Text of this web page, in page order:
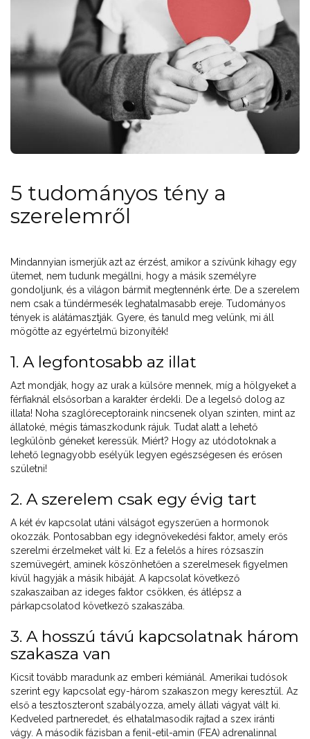
5 tudományos tény a
szerelemről
Mindannyian ismerjük azt az érzést, amikor a szívünk kihagy egy
ütemet, nem tudunk megállni, hogy a másik személyre
gondoljunk, és a világon bármit megtennénk érte. De a szerelem
nem csak a tündérmesék leghatalmasabb ereje. Tudományos
tények is alátámasztják. Gyere, és tanuld meg velünk, mi áll
mögötte az egyértelmű bizonyíték!
1. A legfontosabb az illat
Azt mondják, hogy az urak a külsőre mennek, míg a hölgyeket a
férfiaknál elsősorban a karakter érdekli. De a legelső dolog az
illata! Noha szaglóreceptoraink nincsenek olyan szinten, mint az
állatoké, mégis támaszkodunk rájuk. Tudat alatt a lehető
legkülönb géneket keressük. Miért? Hogy az utódotoknak a
lehető legnagyobb esélyük legyen egészségesen és erősen
születni!
2. A szerelem csak egy évig tart
A két év kapcsolat utáni válságot egyszerűen a hormonok
okozzák. Pontosabban egy idegnövekedési faktor, amely erős
szerelmi érzelmeket vált ki. Ez a felelős a híres rózsaszín
szemüvegért, aminek köszönhetően a szerelmesek figyelmen
kívül hagyják a másik hibáját. A kapcsolat következő
szakaszaiban az ideges faktor csökken, és átlépsz a
párkapcsolatod következő szakaszába.
3. A hosszú távú kapcsolatnak három
szakasza van
Kicsit tovább maradunk az emberi kémiánál. Amerikai tudósok
szerint egy kapcsolat egy-három szakaszon megy keresztül. Az
első a tesztoszteront szabályozza, amely állati vágyat vált ki.
Kedveled partneredet, és elhatalmasodik rajtad a szex iránti
vágy. A második fázisban a fenil-etil-amin (FEA) adrenalinnal